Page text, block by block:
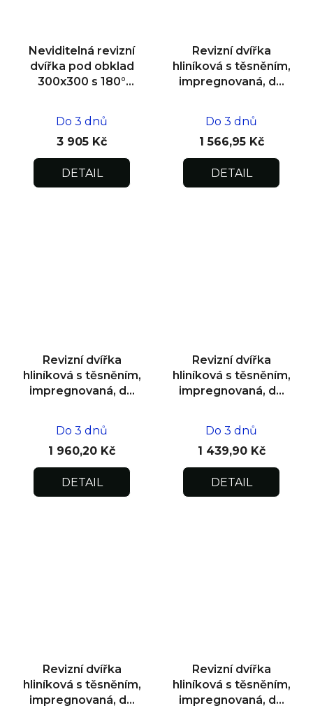
Neviditelná revizní
dvířka pod obklad
300x300 s 180°
Do 3 dnů
3 905 Kč
DETAIL
Revizní dvířka
hliníková s těsněním,
impregnovaná, do
Do 3 dnů
1 566,95 Kč
DETAIL
Revizní dvířka
hliníková s těsněním,
impregnovaná, do
Do 3 dnů
1 960,20 Kč
DETAIL
Revizní dvířka
hliníková s těsněním,
impregnovaná, do
Do 3 dnů
1 439,90 Kč
DETAIL
Revizní dvířka
hliníková s těsněním,
impregnovaná, do
Revizní dvířka
hliníková s těsněním,
impregnovaná, do